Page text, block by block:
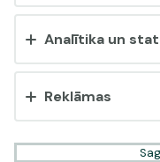
Analītika un
Reklāmas